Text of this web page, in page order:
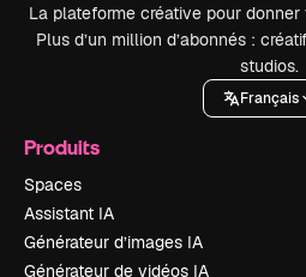
La plateforme créative pour
Plus d’un million d’abonnés :
studios.
Français
Produits
Spaces
Assistant IA
Générateur d’images IA
Générateur de vidéos IA